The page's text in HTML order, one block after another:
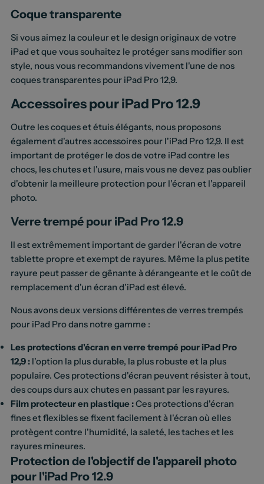
Coque transparente
Si vous aimez la couleur et le design originaux de votre
iPad et que vous souhaitez le protéger sans modifier son
style, nous vous recommandons vivement l'une de nos
coques transparentes pour iPad Pro 12,9.
Accessoires pour iPad Pro 12.9
Outre les coques et étuis élégants, nous proposons
également d'autres accessoires pour l'iPad Pro 12,9. Il est
important de protéger le dos de votre iPad contre les
chocs, les chutes et l'usure, mais vous ne devez pas oublier
d'obtenir la meilleure protection pour l'écran et l'appareil
photo.
Verre trempé pour iPad Pro 12.9
Il est extrêmement important de garder l'écran de votre
tablette propre et exempt de rayures. Même la plus petite
rayure peut passer de gênante à dérangeante et le coût de
remplacement d'un écran d'iPad est élevé.
Nous avons deux versions différentes de verres trempés
pour iPad Pro dans notre gamme :
Les protections d'écran en verre trempé pour iPad Pro
12,9 :l'option la plus durable, la plus robuste et la plus
populaire. Ces protections d'écran peuvent résister à tout,
des coups durs aux chutes en passant par les rayures.
Film protecteur en plastique :Ces protections d'écran
fines et flexibles se fixent facilement à l'écran où elles
protègent contre l'humidité, la saleté, les taches et les
rayures mineures.
Protection de l'objectif de l'appareil photo
pour l'iPad Pro 12.9